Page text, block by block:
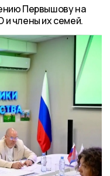
Первышову на
и члены их семей.